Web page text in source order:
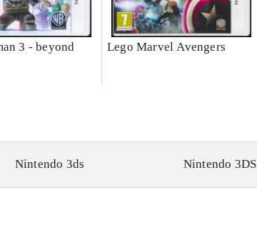
3 - beyond
Lego Marvel Avengers
Nintendo 3ds Nintendo 3DS